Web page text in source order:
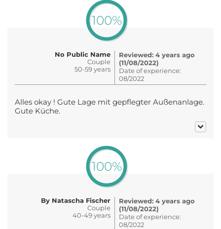
100%
No Public Name
Couple
50-59 years
Reviewed: 4 years ago
(11/08/2022)
Date of experience:
08/2022
Alles okay ! Gute Lage mit gepflegter Außenanlage.
Gute Küche.
100%
By Natascha Fischer
Couple
40-49 years
Reviewed: 4 years ago
(11/08/2022)
Date of experience:
08/2022